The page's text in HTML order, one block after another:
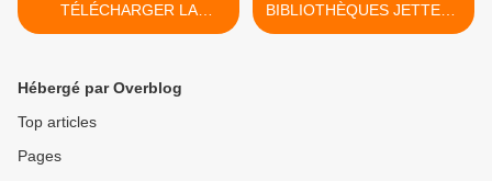
TÉLÉCHARGER LA
PLAINTE CONTRE LES...
BIBLIOTHÈQUES JETTENT
LES LIVRES... >
Hébergé par Overblog
Top articles
Pages